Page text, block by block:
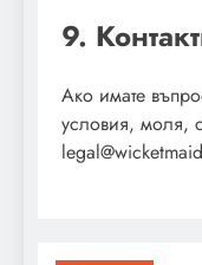
9.
Ако имате
условия, моля,